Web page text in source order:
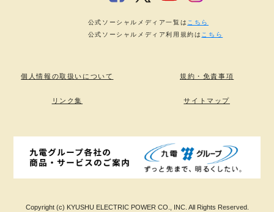
個人情報の取扱いについて 規約・免責事項
リンク集 サイトマップ
Copyright (c) KYUSHU ELECTRIC POWER CO., INC. All Rights Reserved.
公式ソーシャルメディア一覧は こちら
公式ソーシャルメディア利用規約は こちら